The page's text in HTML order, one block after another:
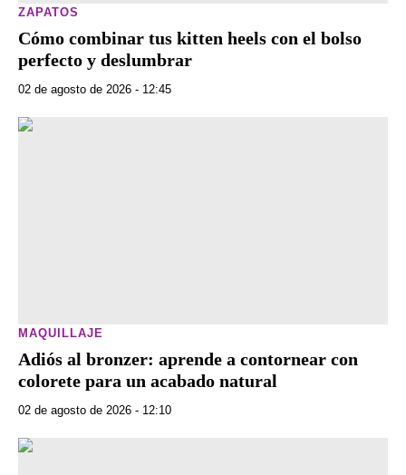
ZAPATOS
Cómo combinar tus kitten heels con el bolso
perfecto y deslumbrar
02 de agosto de 2026 - 12:45
MAQUILLAJE
Adiós al bronzer: aprende a contornear con
colorete para un acabado natural
02 de agosto de 2026 - 12:10